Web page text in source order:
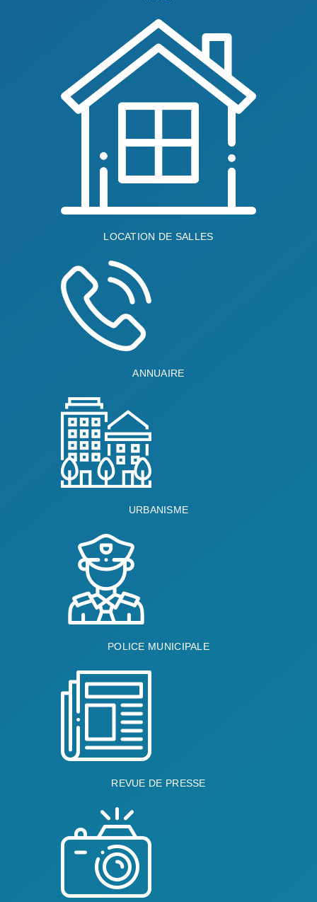
LOCATION DE SALLES
ANNUAIRE
URBANISME
POLICE MUNICIPALE
REVUE DE PRESSE